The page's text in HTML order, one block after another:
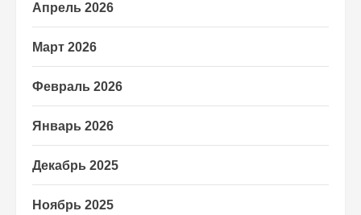
Апрель 2026
Март 2026
Февраль 2026
Январь 2026
Декабрь 2025
Ноябрь 2025